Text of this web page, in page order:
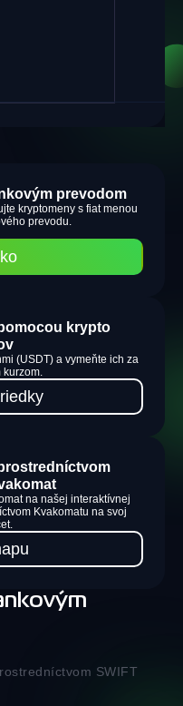
SWIFT
prevodom
kryptomeny s fiat menou
prevodu.
krypto
(USDT) a vymeňte ich za
kurzom.
na našej interaktívnej
Kvakomatu na svoj